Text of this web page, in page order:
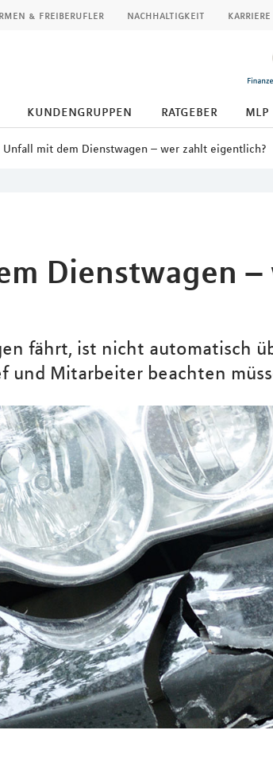
& freiberufler nachhaltigkeit karriere
kundengruppen ratgeber mlp
Unfall mit dem Dienstwagen – wer zahlt eigentlich?
Dienstwagen
fährt, ist nicht automatisch
und Mitarbeiter beachten